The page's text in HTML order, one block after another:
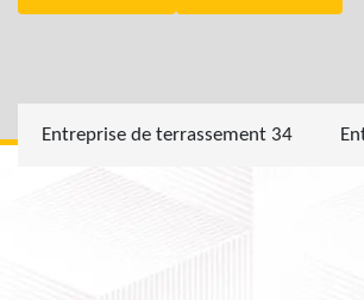
Entreprise de terrassement 34